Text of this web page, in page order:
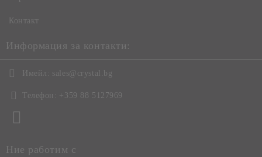
Контакт
Информация за контакти:
Имейл: sales@crystal.bg
Телефон: +359 88 5127969
Ние работим с